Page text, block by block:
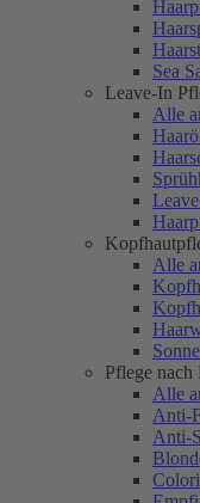
Sea
Leave-In
Alle
Alle
Pflege nach
Alle
Anti-
Anti-